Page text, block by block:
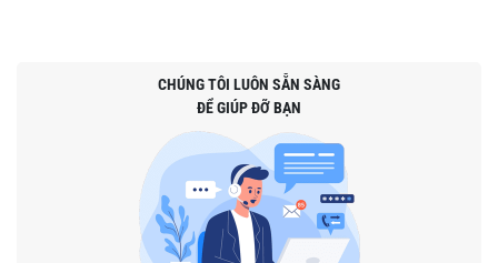
CHÚNG TÔI LUÔN SẴN SÀNG
ĐỂ GIÚP ĐỠ BẠN